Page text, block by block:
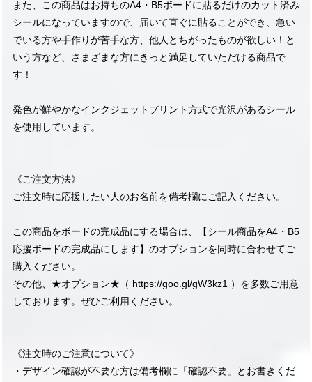
また、この商品はお持ちのA4・B5ボードに貼るだけのカット済み
シールになっていますので、届いて直ぐに貼ることができ、急い
でいる方や手作りが苦手な方、他人とちがったものが欲しい！と
いう方など、さまざまな方にきっと満足していただける商品で
す！
発色が鮮やかなインクジェットプリント方式で光沢があるシール
を使用しています。
《ご注文方法》
ご注文時に応援したい人のお名前を備考欄にご記入ください。
この商品をボードの完成品にする場合は、【シール商品をA4・B5
応援ボードの完成品にします】のオプションを同時に合わせてご
購入ください。
その他、★オプション★（ https://goo.gl/gW3kz1 ）を多数ご用意
しております。ぜひご利用ください。
《注文時のご注意について》
・デザイン確認が不要な方は備考欄に「確認不要」とお書きくだ